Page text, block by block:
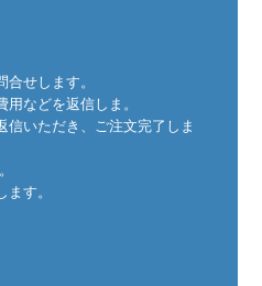
せします。
などを返信しま。
信いただき、ご注文完了しま
す。